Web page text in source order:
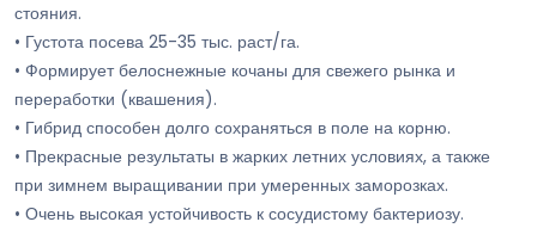
стояния.
• Густота посева 25-35 тыс. раст/га.
• Формирует белоснежные кочаны для свежего рынка и
переработки (квашения).
• Гибрид способен долго сохраняться в поле на корню.
• Прекрасные результаты в жарких летних условиях, а также
при зимнем выращивании при умеренных заморозках.
• Очень высокая устойчивость к сосудистому бактериозу.